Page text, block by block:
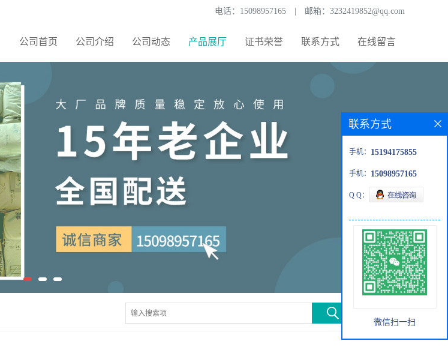
电话： 15098957165 邮箱： 3232419852@qq.com
公司首页 公司介绍 公司动态 产品展厅 证书荣誉 联系方式 在线留言
联系方式
手机： 15194175855
手机： 15098957165
Q Q：
微信扫一扫